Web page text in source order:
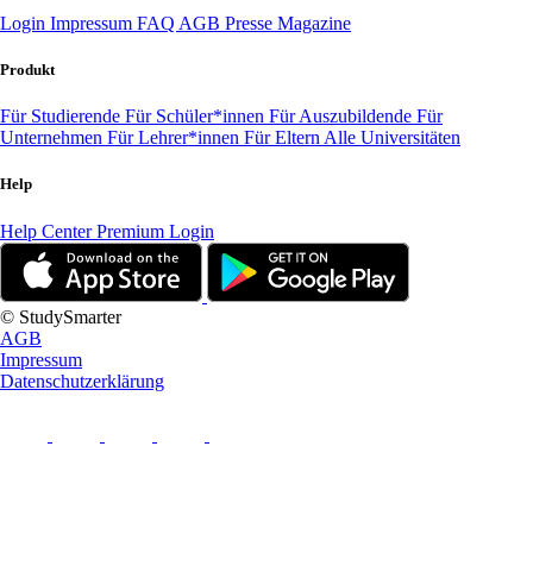
Login Impressum FAQ AGB Presse Magazine
Produkt
Für Studierende Für Schüler*innen Für Auszubildende Für
Unternehmen Für Lehrer*innen Für Eltern Alle Universitäten
Help
Help CenterPremium Login
© StudySmarter
AGB
Impressum
Datenschutzerklärung